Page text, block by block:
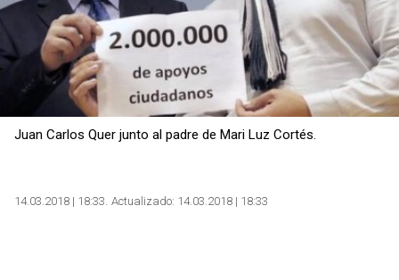
Juan Carlos Quer junto al padre de Mari Luz Cortés.
14.03.2018 | 18:33 Actualizado: 14.03.2018 | 18:33